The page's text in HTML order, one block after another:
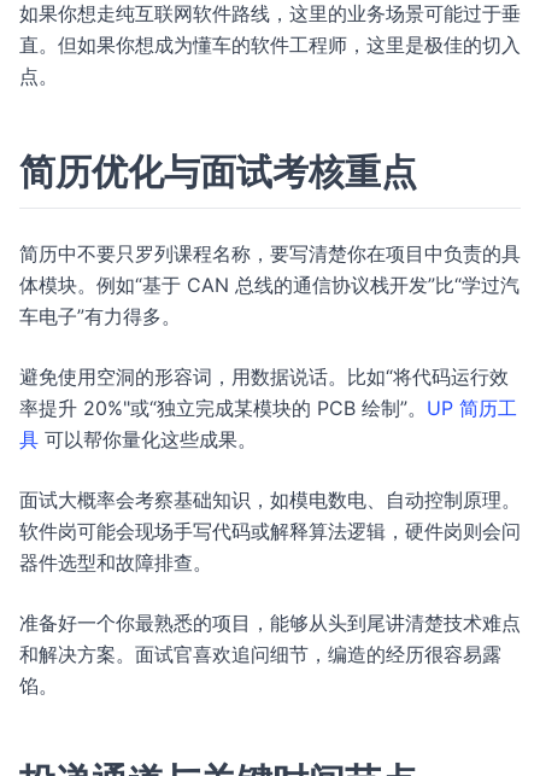
如果你想走纯互联网软件路线，这里的业务场景可能过于垂
直。但如果你想成为懂车的软件工程师，这里是极佳的切入
点。
简历优化与面试考核重点
简历中不要只罗列课程名称，要写清楚你在项目中负责的具
体模块。例如“基于 CAN 总线的通信协议栈开发”比“学过汽
车电子”有力得多。
避免使用空洞的形容词，用数据说话。比如“将代码运行效
率提升 20%"或“独立完成某模块的 PCB 绘制”。 UP 简历工
具 可以帮你量化这些成果。
面试大概率会考察基础知识，如模电数电、自动控制原理。
软件岗可能会现场手写代码或解释算法逻辑，硬件岗则会问
器件选型和故障排查。
准备好一个你最熟悉的项目，能够从头到尾讲清楚技术难点
和解决方案。面试官喜欢追问细节，编造的经历很容易露
馅。